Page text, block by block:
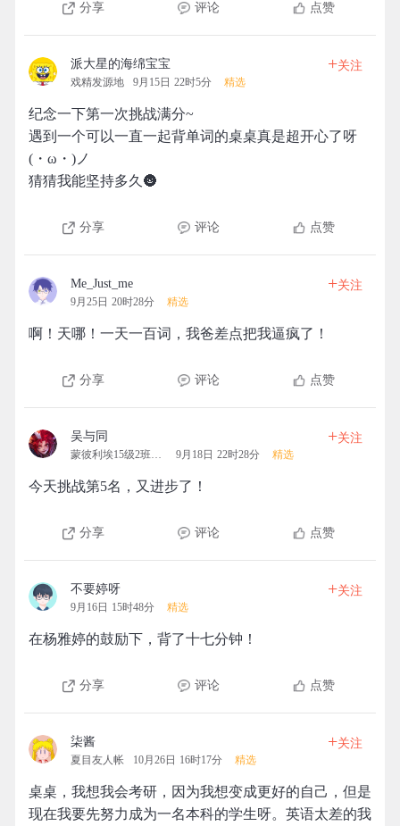
分享 评论 点赞
派大星的海绵宝宝
戏精发源地 9月15日 22时5分 精选
+关注
纪念一下第一次挑战满分~
遇到一个可以一直一起背单词的桌桌真是超开心了呀
(・ω・)ノ
猜猜我能坚持多久🌚
分享 评论 点赞
Me_Just_me
9月25日 20时28分 精选
+关注
啊！天哪！一天一百词，我爸差点把我逼疯了！
分享 评论 点赞
吴与同
蒙彼利埃15级2班拓团 9月18日 22时28分 精选
+关注
今天挑战第5名，又进步了！
分享 评论 点赞
不要婷呀
9月16日 15时48分 精选
+关注
在杨雅婷的鼓励下，背了十七分钟！
分享 评论 点赞
柒酱
夏目友人帐 10月26日 16时17分 精选
+关注
桌桌，我想我会考研，因为我想变成更好的自己，但是
现在我要先努力成为一名本科的学生呀。英语太差的我